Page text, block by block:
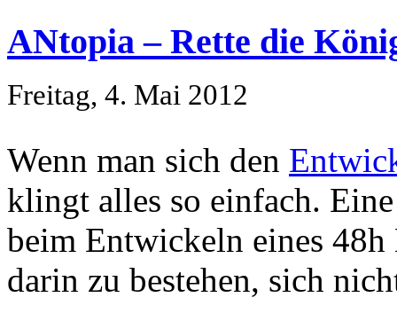
ANtopia – Rette die
Freitag, 4. Mai 2012
Wenn man sich den
klingt alles so einfach.
beim Entwickeln eines
darin zu bestehen, sich